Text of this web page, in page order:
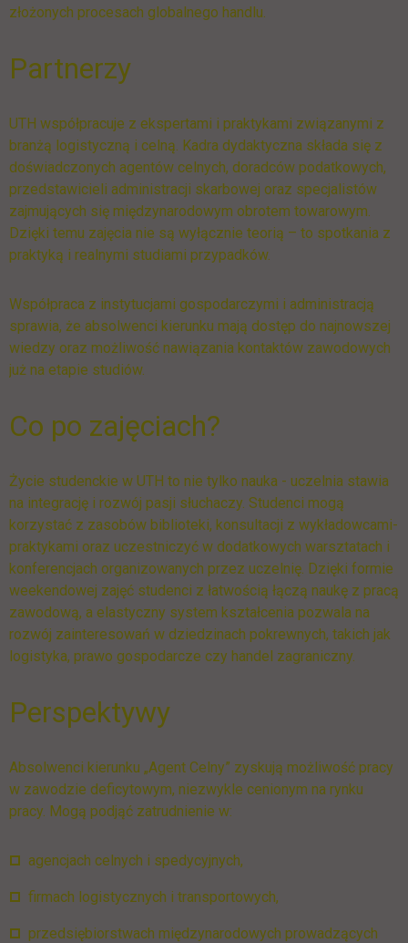
złożonych procesach globalnego handlu.
Partnerzy
UTH współpracuje z ekspertami i praktykami związanymi z
branżą logistyczną i celną. Kadra dydaktyczna składa się z
doświadczonych agentów celnych, doradców podatkowych,
przedstawicieli administracji skarbowej oraz specjalistów
zajmujących się międzynarodowym obrotem towarowym.
Dzięki temu zajęcia nie są wyłącznie teorią – to spotkania z
praktyką i realnymi studiami przypadków.
Współpraca z instytucjami gospodarczymi i administracją
sprawia, że absolwenci kierunku mają dostęp do najnowszej
wiedzy oraz możliwość nawiązania kontaktów zawodowych
już na etapie studiów.
Co po zajęciach?
Życie studenckie w UTH to nie tylko nauka - uczelnia stawia
na integrację i rozwój pasji słuchaczy. Studenci mogą
korzystać z zasobów biblioteki, konsultacji z wykładowcami-
praktykami oraz uczestniczyć w dodatkowych warsztatach i
konferencjach organizowanych przez uczelnię. Dzięki formie
weekendowej zajęć studenci z łatwością łączą naukę z pracą
zawodową, a elastyczny system kształcenia pozwala na
rozwój zainteresowań w dziedzinach pokrewnych, takich jak
logistyka, prawo gospodarcze czy handel zagraniczny.
Perspektywy
Absolwenci kierunku „Agent Celny” zyskują możliwość pracy
w zawodzie deficytowym, niezwykle cenionym na rynku
pracy. Mogą podjąć zatrudnienie w:
agencjach celnych i spedycyjnych,
firmach logistycznych i transportowych,
przedsiębiorstwach międzynarodowych prowadzących